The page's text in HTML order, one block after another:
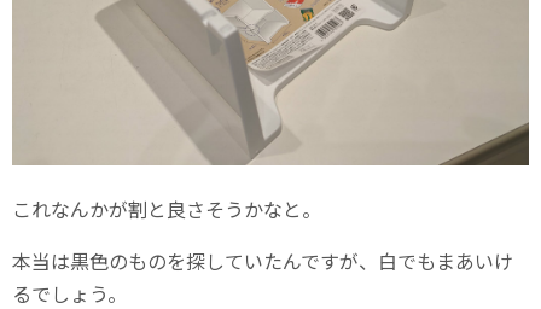
これなんかが割と良さそうかなと。
本当は黒色のものを探していたんですが、白でもまあいけ
るでしょう。